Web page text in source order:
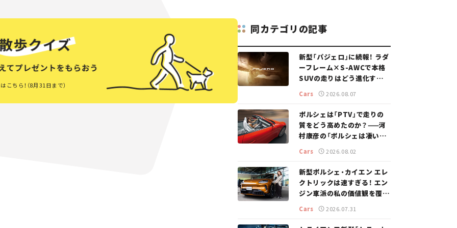
こちら！（8月31日まで）
同カテゴリの記事
新型「パジェロ」に続報！ ラダ
ーフレーム×S-AWCで本格
SUVの走りはどう進化する？
【新車ニュース】
Cars 2026.08.07
ポルシェは「PTV」で走りの
質をどう高めたのか？——河
村康彦の「ポルシェは凄い！」
Cars 2026.08.02
新型ポルシェ・カイエン エレ
クトリックは速すぎる！ エン
ジン車派の私の価値観を覆し
た、新しいポルシェの走り。
Cars 2026.07.31